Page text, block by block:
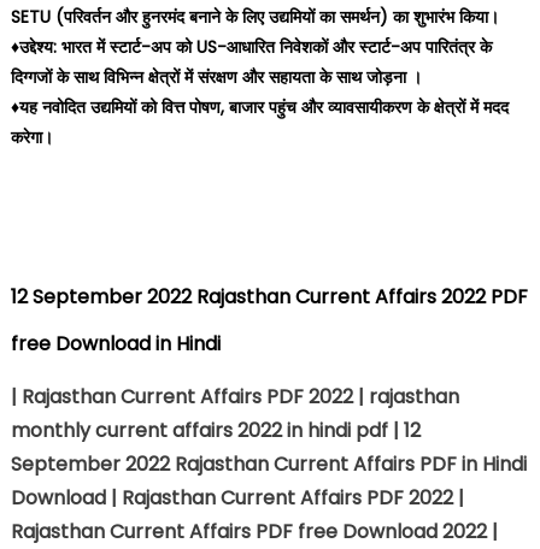
SETU (परिवर्तन और हुनरमंद बनाने के लिए उद्यमियों का समर्थन) का शुभारंभ किया।
♦️उद्देश्य: भारत में स्टार्ट-अप को US-आधारित निवेशकों और स्टार्ट-अप पारितंत्र के
दिग्गजों के साथ विभिन्न क्षेत्रों में संरक्षण और सहायता के साथ जोड़ना ।
♦️यह नवोदित उद्यमियों को वित्त पोषण, बाजार पहुंच और व्यावसायीकरण के क्षेत्रों में मदद
करेगा।
12 September 2022 Rajasthan Current Affairs 2022 PDF
free Download in Hindi
| Rajasthan Current Affairs PDF 2022 | rajasthan
monthly current affairs 2022 in hindi pdf | 12
September 2022 Rajasthan Current Affairs PDF in Hindi
Download | Rajasthan Current Affairs PDF 2022 |
Rajasthan Current Affairs PDF free Download 2022 |